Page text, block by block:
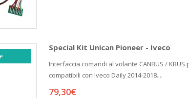
Special Kit Unican Pioneer - Iveco
Interfaccia comandi al volante CANBUS /
compatibili con Iveco Daily 2014-2018....
79,30€